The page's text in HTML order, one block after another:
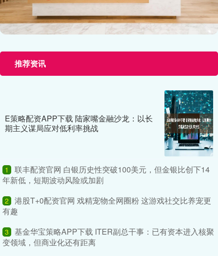
推荐资讯
E策略配资APP下载 陆家嘴金融沙龙：以长
期主义谋局应对低利率挑战
1
联丰配资官网 白银历史性突破100美元，但金银比创下14
年新低，短期波动风险或加剧
2
港股T+0配资官网 戏精宠物全网圈粉 这游戏社交比养宠更
有趣
3
基金华宝策略APP下载 ITER副总干事：已有资本进入核聚
变领域，但商业化还有距离